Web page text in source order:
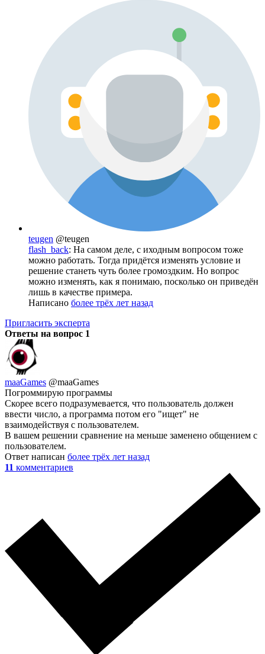
teugen @teugen
flash_back: На самом деле, с иходным вопросом тоже
можно работать. Тогда придётся изменять условие и
решение станеть чуть более громоздким. Но вопрос
можно изменять, как я понимаю, посколько он приведён
лишь в качестве примера.
Написано более трёх лет назад
Пригласить эксперта
Ответы на вопрос 1
maaGames @maaGames
Погроммирую программы
Скорее всего подразумевается, что пользователь должен
ввести число, а программа потом его "ищет" не
взаимодействуя с пользователем.
В вашем решении сравнение на меньше заменено общением с
пользователем.
Ответ написан более трёх лет назад
11 комментариев